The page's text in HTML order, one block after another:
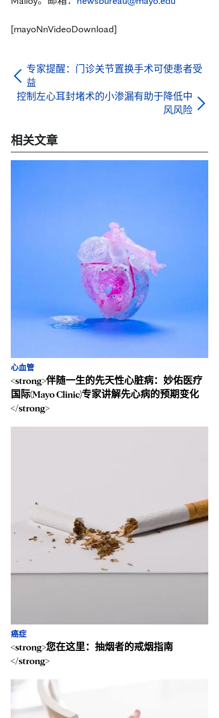
[mayoNnVideoDownload]
专家提醒：门诊关节置换手术可使患者受
益
控制左心耳封堵术的小渗漏有助于降低中
风风险
相关文章
心血管
<strong>伴随一生的先天性心脏病：妙佑医疗
国际(Mayo Clinic)专家讲解先心病的预期变化
</strong>
癌症
<strong>您在这里：抽烟者的戒烟指南
</strong>